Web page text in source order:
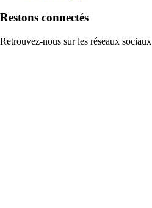
Restons connectés
Retrouvez-nous sur les réseaux sociaux